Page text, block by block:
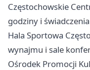
Częstochowskie
godziny i
Hala Sportowa
wynajmu i sale
Ośrodek Promocji